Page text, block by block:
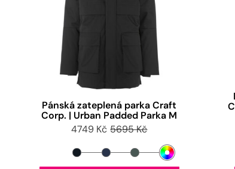
Pánská zateplená parka Craft
Corp. | Urban Padded Parka M
4749 Kč 5695 Kč